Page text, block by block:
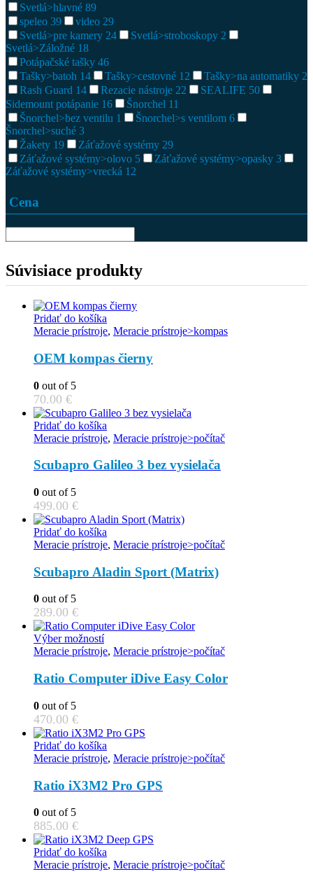
Svetlá>hlavné 89
speleo 39 video 29
Svetlá>pre kamery 24 Svetlá>stroboskopy 2
Svetlá>Záložné 18
Potápačské tašky 46
Tašky>batoh 14 Tašky>cestovné 12 Tašky>na automatiky 2
Rash Guard 14 Rezacie nástroje 22 SEALIFE 50
Sidemount potápanie 16 Šnorchel 11
Šnorchel>bez ventilu 1 Šnorchel>s ventilom 6
Šnorchel>suché 3
Žakety 19 Záťažové systémy 29
Záťažové systémy>olovo 5 Záťažové systémy>opasky 3
Záťažové systémy>vrecká 12
Cena
Súvisiace produkty
Pridať do košíka
Meracie prístroje, Meracie prístroje>kompas
OEM kompas čierny
0 out of 5
70.00 €
Pridať do košíka
Meracie prístroje, Meracie prístroje>počítač
Scubapro Galileo 3 bez vysielača
0 out of 5
499.00 €
Pridať do košíka
Meracie prístroje, Meracie prístroje>počítač
Scubapro Aladin Sport (Matrix)
0 out of 5
289.00 €
Výber možnostíThis
product
multiple
variants.
may
be
chosen
on
product
Meracie prístroje, Meracie prístroje>počítač
Ratio Computer iDive Easy Color
0 out of 5
470.00 €
Pridať do košíka
Meracie prístroje, Meracie prístroje>počítač
Ratio iX3M2 Pro GPS
0 out of 5
885.00 €
Pridať do košíka
Meracie prístroje, Meracie prístroje>počítač